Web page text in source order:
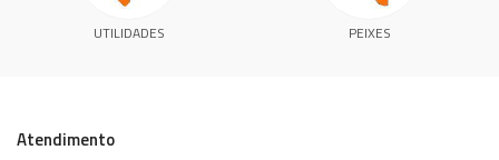
UTILIDADES PEIXES
Atendimento